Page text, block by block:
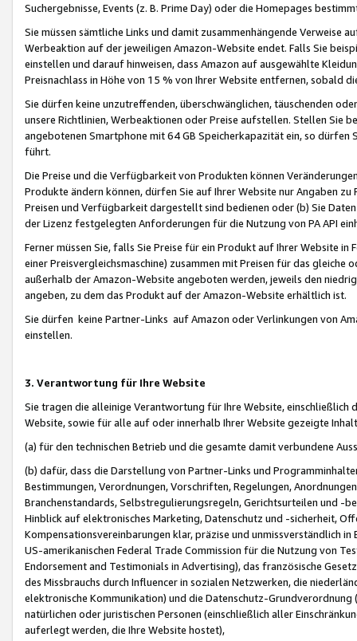
Suchergebnisse, Events (z. B. Prime Day) oder die Homepages
Sie müssen sämtliche Links und damit zusammenhängende
Werbeaktion auf der jeweiligen Amazon-Website endet. Falls Sie
einstellen und darauf hinweisen, dass Amazon auf ausgewählte
Preisnachlass in Höhe von 15 % von Ihrer Website entfernen, sobald
Sie dürfen keine unzutreffenden, überschwänglichen, täuschenden
unsere Richtlinien, Werbeaktionen oder Preise aufstellen. Stellen Sie
angebotenen Smartphone mit 64 GB Speicherkapazität ein, so dürfen
führt.
Die Preise und die Verfügbarkeit von Produkten können
Produkte ändern können, dürfen Sie auf Ihrer Website nur Angaben
Preisen und Verfügbarkeit dargestellt sind bedienen oder (b) Sie
der Lizenz festgelegten Anforderungen für die Nutzung von PA API
Ferner müssen Sie, falls Sie Preise für ein Produkt auf Ihrer Website
einer Preisvergleichsmaschine) zusammen mit Preisen für das
außerhalb der Amazon-Website angeboten werden, jeweils den
angeben, zu dem das Produkt auf der Amazon-Website erhältlich ist.
Sie dürfen keine Partner-Links auf Amazon oder Verlinkungen von
einstellen.
3. Verantwortung für Ihre Website
Sie tragen die alleinige Verantwortung für Ihre Website,
Website, sowie für alle auf oder innerhalb Ihrer Website gezeigte
(a) für den technischen Betrieb und die gesamte damit verbundene
(b) dafür, dass die Darstellung von Partner-Links und
Bestimmungen, Verordnungen, Vorschriften, Regelungen,
Branchenstandards, Selbstregulierungsregeln, Gerichtsurteilen und -
Hinblick auf elektronisches Marketing, Datenschutz und -sicherheit,
Kompensationsvereinbarungen klar, präzise und unmissverständlich
US-amerikanischen Federal Trade Commission für die Nutzung von
Endorsement and Testimonials in Advertising), das französische
des Missbrauchs durch Influencer in sozialen Netzwerken, die
elektronische Kommunikation) und die Datenschutz-
natürlichen oder juristischen Personen (einschließlich aller
auferlegt werden, die Ihre Website hostet),